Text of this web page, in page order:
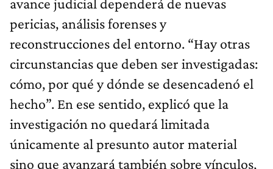
avance judicial dependerá de nuevas
pericias, análisis forenses y
reconstrucciones del entorno. “Hay otras
circunstancias que deben ser investigadas:
cómo, por qué y dónde se desencadenó el
hecho”. En ese sentido, explicó que la
investigación no quedará limitada
únicamente al presunto autor material
sino que avanzará también sobre vínculos,